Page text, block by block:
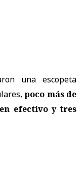
una escopeta
poco más de
efectivo y tres